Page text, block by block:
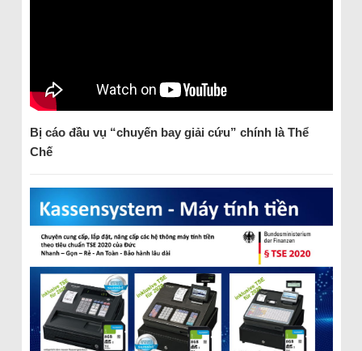
Bị cáo đầu vụ “chuyến bay giải cứu” chính là Thể
Chế